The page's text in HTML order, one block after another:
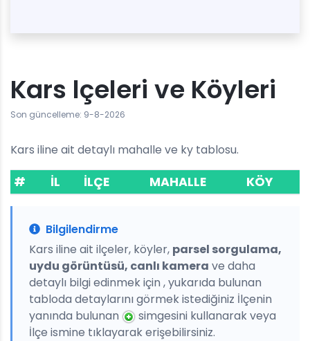
Kars lçeleri ve Köyleri
Son güncelleme: 9-8-2026
Kars iline ait detaylı mahalle ve ky tablosu.
# İL İLÇE MAHALLE KÖY
Bilgilendirme
Kars iline ait ilçeler, köyler, parsel sorgulama,
uydu görüntüsü, canlı kamera ve daha
detaylı bilgi edinmek için , yukarıda bulunan
tabloda detaylarını görmek istediğiniz İlçenin
yanında bulunan
simgesini kullanarak veya
İlçe ismine tıklayarak erişebilirsiniz.